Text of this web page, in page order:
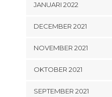
JANUARI 2022
DECEMBER 2021
NOVEMBER 2021
OKTOBER 2021
SEPTEMBER 2021